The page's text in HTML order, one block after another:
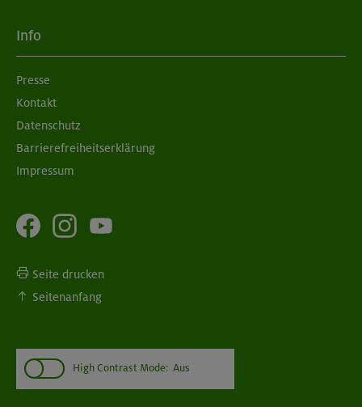
Info
Presse
Kontakt
Datenschutz
Barrierefreiheitserklärung
Impressum
Seite drucken
Seitenanfang
High Contrast Mode: Aus